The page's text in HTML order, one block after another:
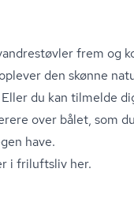
frem og
den skønne
du kan tilmelde
over bålet, som
have.
i friluftsliv her.